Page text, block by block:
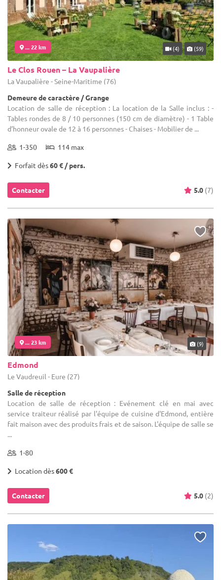
... 22 km (4) (59)
Le Clos Rouen – La Vaupalière
La Vaupalière - Seine-Maritime (76)
Demeure de caractère / Grange
Location de salle de réception : La location de la Salle inclus : -
Tables rondes de 8 / 10 personnes (150 cm de diamètre) - 1 Table
d’honneur ovale de 12 à 16 personnes - Chaises - Mobilier de ...
1-350 114 max
Forfait dès60 € / pers.
Contacter 5.0 (7)
... 23 km (9)
Edmond
Le Vaudreuil - Eure (27)
Salle de réception
Location de salle de réception : Evénement clé en mai avec
service traiteur réalisé par l'équipe de cuisine d'Edmond, entière
fait maison avec des produits frais et de saison. L'équipe de salle se
1-80
Location dès600 €
Contacter 5.0 (2)